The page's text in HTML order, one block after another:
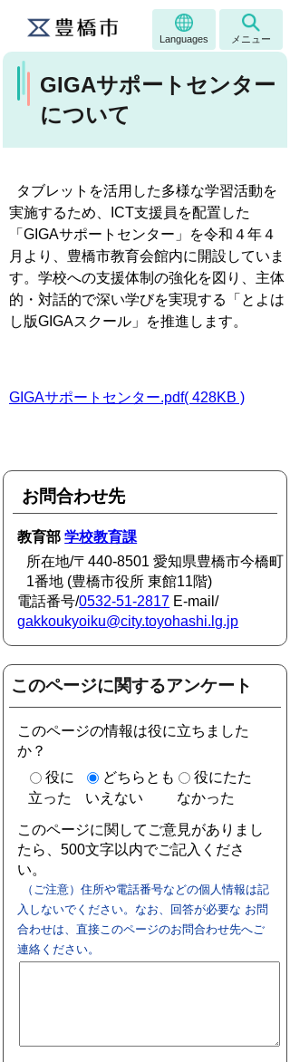
Languages メニュー
GIGAサポートセンター
について
タブレットを活用した多様な学習活動を
実施するため、ICT支援員を配置した
「GIGAサポートセンター」を令和４年４
月より、豊橋市教育会館内に開設していま
す。学校への支援体制の強化を図り、主体
的・対話的で深い学びを実現する「とよは
し版GIGAスクール」を推進します。
GIGAサポートセンター.pdf( 428KB )
お問合わせ先
教育部学校教育課
所在地/〒440-8501 愛知県豊橋市今橋町
1番地 (豊橋市役所 東館11階)
電話番号/0532-51-2817 E-mail/
gakkoukyoiku@city.toyohashi.lg.jp
このページに関するアンケート
このページの情報は役に立ちました
か？
役に
立った
どちらとも
いえない
役にたた
なかった
このページに関してご意見がありまし
たら、500文字以内でご記入くださ
い。
（ご注意）住所や電話番号などの個人情報は記
入しないでください。なお、回答が必要な お問
合わせは、直接このページのお問合わせ先へご
連絡ください。